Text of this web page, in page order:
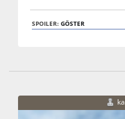
SPOILER: GÖSTER